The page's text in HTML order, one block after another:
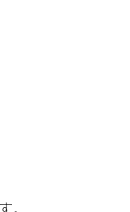
。